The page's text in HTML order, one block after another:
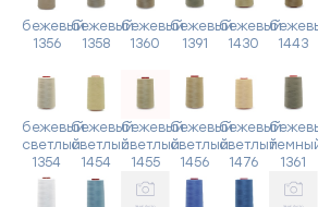
бежевый
1356
бежевый
1358
бежевый
1360
бежевый
1391
бежевый
1430
1443
бежевый
светлый
1354
бежевый
светлый
1454
бежевый
светлый
1455
бежевый
светлый
1456
бежевый
светлый
1476
1361